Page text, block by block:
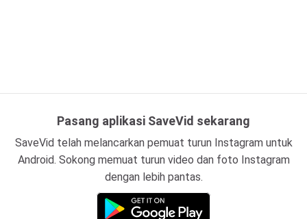
Pasang aplikasi SaveVid sekarang
SaveVid telah melancarkan pemuat turun Instagram untuk
Android. Sokong memuat turun video dan foto Instagram
dengan lebih pantas.